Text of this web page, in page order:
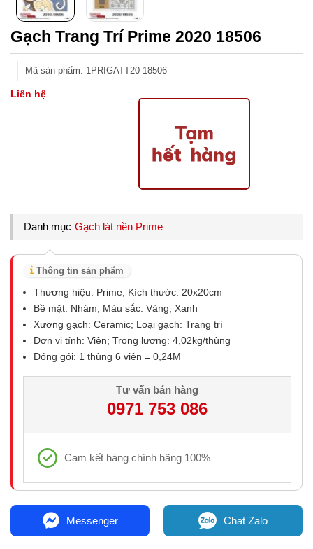
Gạch Trang Trí Prime 2020 18506
Mã sản phẩm: 1PRIGATT20-18506
Liên hệ
Danh mục Gạch lát nền Prime
Thông tin sản phẩm
Thương hiệu: Prime; Kích thước: 20x20cm
Bề mặt: Nhám; Màu sắc: Vàng, Xanh
Xương gạch: Ceramic; Loại gạch: Trang trí
Đơn vị tính: Viên; Trọng lượng: 4,02kg/thùng
Đóng gói: 1 thùng 6 viên = 0,24M
Tư vấn bán hàng
0971 753 086
Cam kết hàng chính hãng 100%
Messenger Chat Zalo